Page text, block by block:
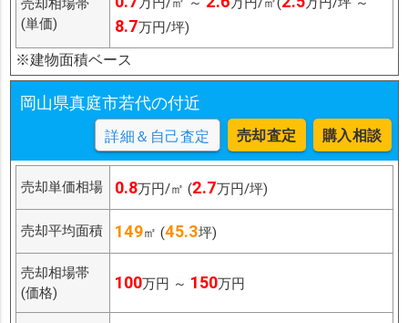
売却相場帯
(単価)
8.7万円/坪)
※建物面積ベース
岡山県真庭市若代の付近
詳細＆自己査定 売却査定 購入相談
売却単価相場 0.8万円/㎡ (2.7万円/坪)
売却平均面積 149㎡ (45.3坪)
売却相場帯
(価格)
100万円 ～ 150万円